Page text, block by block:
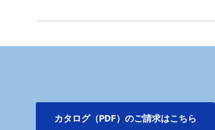
カタログ（PDF）のご請求はこちら